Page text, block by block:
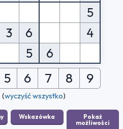
5
3 6
4
5 6
5 6 7 8 9
(wyczyść wszystko)